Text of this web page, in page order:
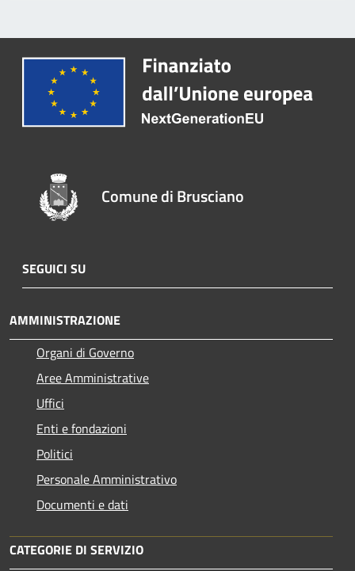
Comune di Brusciano
SEGUICI SU
AMMINISTRAZIONE
Organi di Governo
Aree Amministrative
Uffici
Enti e fondazioni
Politici
Personale Amministrativo
Documenti e dati
CATEGORIE DI SERVIZIO